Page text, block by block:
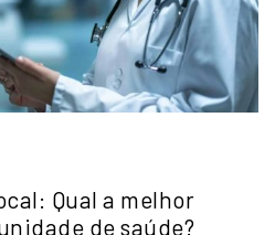
Qual a melhor
de saúde?